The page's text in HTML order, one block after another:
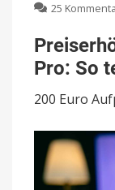
25
Pro: So
200 Euro